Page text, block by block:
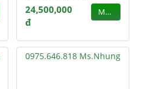
24,500,000
đ
MUA
0975.646.818 Ms.Nhung